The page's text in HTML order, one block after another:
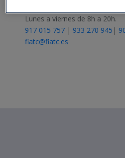
Lunes a viernes de 8h a 20h.
917 015 757 | 933 270 945 |
fiatc@fiatc.es